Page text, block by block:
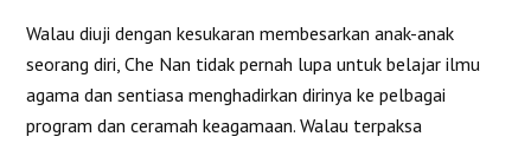
Walau diuji dengan kesukaran membesarkan anak-anak
seorang diri, Che Nan tidak pernah lupa untuk belajar ilmu
agama dan sentiasa menghadirkan dirinya ke pelbagai
program dan ceramah keagamaan. Walau terpaksa